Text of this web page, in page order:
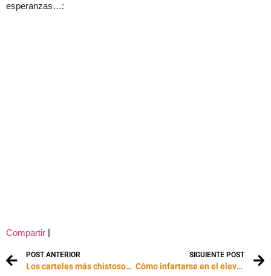
esperanzas…:
Compartir
POST ANTERIOR
Los carteles más chistosos del mundo
SIGUIENTE POST
Cómo infartarse en el elevador